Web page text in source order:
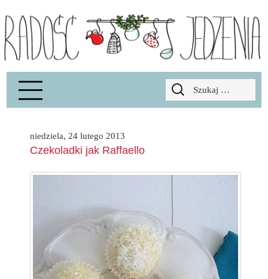
Radość Jedzenia – blog kulinarny
Szukaj:
niedziela, 24 lutego 2013
Czekoladki jak Raffaello